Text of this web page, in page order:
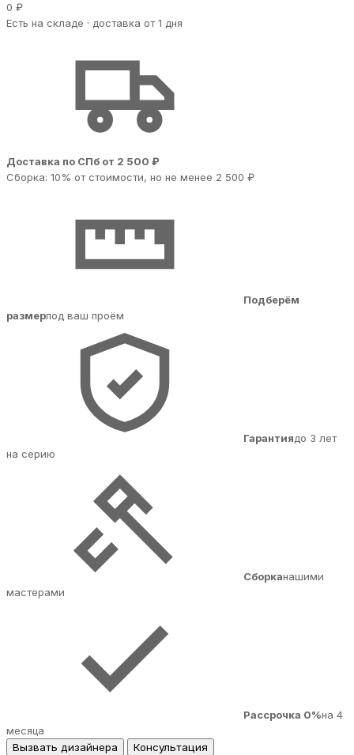
0 ₽
Есть на складе · доставка от 1 дня
Доставка по СПб от 2 500 ₽
Сборка: 10% от стоимости, но не менее 2 500 ₽
Подберём
размерпод ваш проём
Гарантиядо 3 лет
на серию
Сборканашими
мастерами
Рассрочка 0%на 4
месяца
Вызвать дизайнера
Консультация